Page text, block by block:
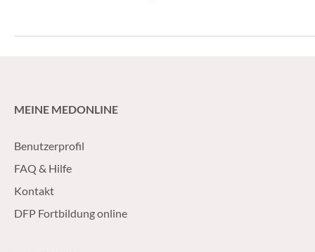
MEINE MEDONLINE
Benutzerprofil
FAQ & Hilfe
Kontakt
DFP Fortbildung online